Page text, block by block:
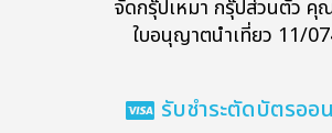
จัดกรุ๊ปเหมา กรุ๊ปส่วนตัว คุ
ใบอนุญาตนำเที่ยว 11/
รับชำระตัดบัตรออ